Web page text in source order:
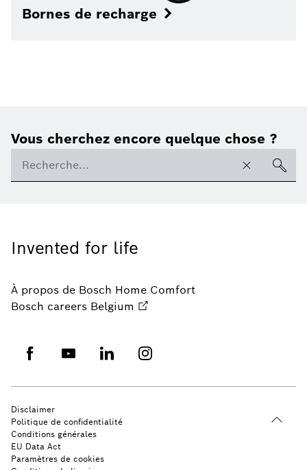
Bornes de recharge
Vous cherchez encore quelque chose ?
Invented for life
À propos de Bosch Home Comfort
Bosch careers Belgium
Disclaimer
Politique de confidentialité
Conditions générales
EU Data Act
Paramètres de cookies